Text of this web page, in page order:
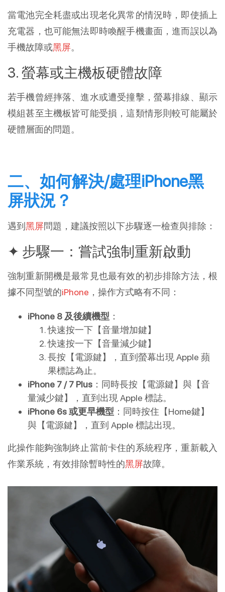
當電池完全耗盡或出現老化異常的情況時，即使插上
充電器，也可能無法即時喚醒手機畫面，進而誤以為
手機故障或黑屏。
3. 螢幕或主機板硬體故障
若手機曾經摔落、進水或遭受撞擊，螢幕排線、顯示
模組甚至主機板皆可能受損，這類情形則較可能屬於
硬體層面的問題。
二、如何解決/處理iPhone黑
屏狀況？
遇到 黑屏問題，建議按照以下步驟逐一檢查與排除：
✦ 步驟一：嘗試強制重新啟動
強制重新開機是最常見也最有效的初步排除方法，根
據不同型號的iPhone ，操作方式略有不同：
iPhone 8 及後續機型 ：
快速按一下【音量增加鍵】
快速按一下【音量減少鍵】
長按【電源鍵】，直到螢幕出現 Apple 蘋
果標誌為止。
iPhone 7 / 7 Plus ：同時長按【電源鍵】與【音
量減少鍵】，直到出現 Apple 標誌。
iPhone 6s 或更早機型 ：同時按住【Home鍵】
與【電源鍵】，直到 Apple 標誌出現。
此操作能夠強制終止當前卡住的系統程序，重新載入
作業系統，有效排除暫時性的黑屏故障。